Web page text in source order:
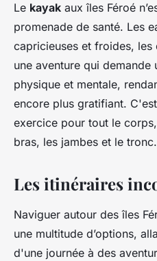
Le kayak aux îles Féroé
promenade de santé. Les
capricieuses et froides, les
une aventure qui demande
physique et mentale,
encore plus gratifiant.
exercice pour tout le
bras, les jambes et le tronc.
Les itinéraires
Naviguer autour des îles
une multitude d’options,
d'une journée à des